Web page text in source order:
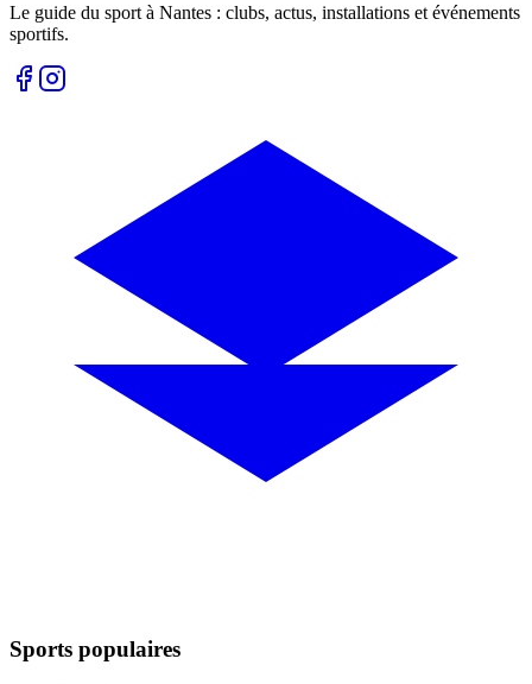
Le guide du sport à Nantes : clubs, actus, installations et événements
sportifs.
Sports populaires